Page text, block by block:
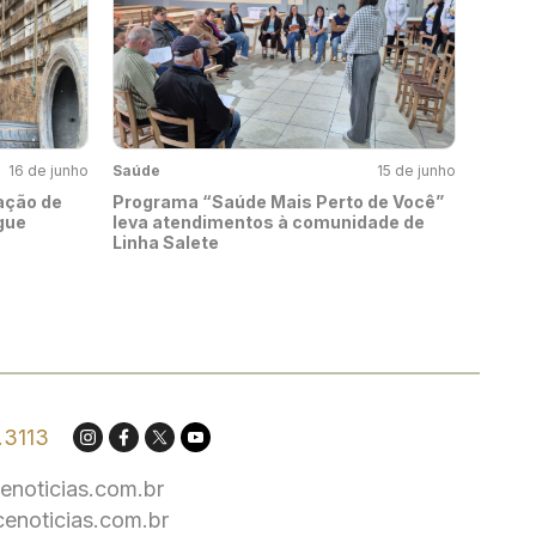
16 de junho
de
Saúde 15 de junho
Programa “Saúde Mais Perto de Você”
leva atendimentos à comunidade de
Linha Salete